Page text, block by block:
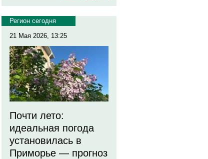
Регион сегодня
21 Мая 2026, 13:25
Почти лето:
идеальная погода
установилась в
Приморье — прогноз